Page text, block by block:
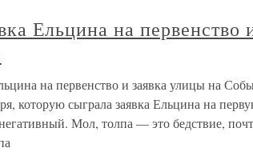
Ельцина на первенство
на первенство и заявка улицы на
которую сыграла заявка Ельцина на
Мол, толпа — это бедствие,